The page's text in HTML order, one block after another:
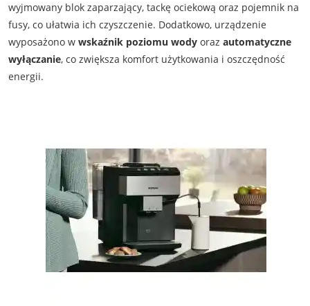
wyjmowany blok zaparzający, tackę ociekową oraz pojemnik na
fusy, co ułatwia ich czyszczenie. Dodatkowo, urządzenie
wyposażono w wskaźnik poziomu wodyoraz automatyczne
wyłączanie, co zwiększa komfort użytkowania i oszczędność
energii.